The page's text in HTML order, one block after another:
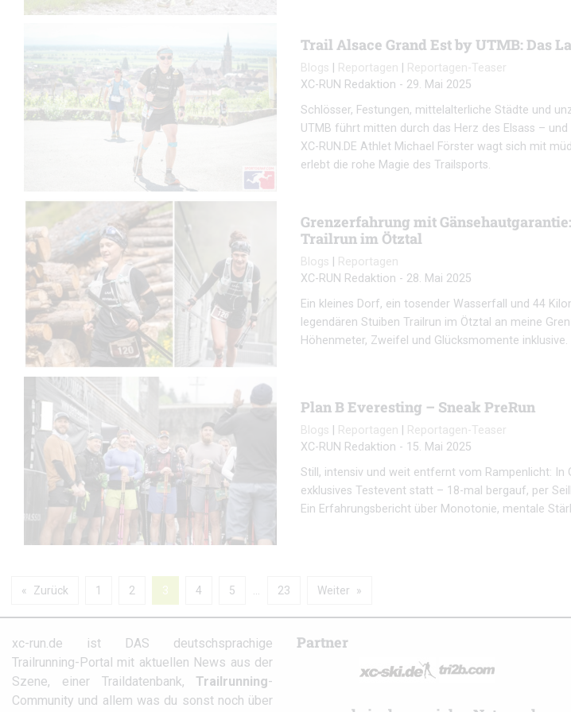
Trail Alsace Grand Est by UTMB: Das
Blogs Reportagen
Reportagen-Teaser
XC-RUN Redaktion - 29. Mai 2025
Schlösser, Festungen, mittelalterliche Städte und
UTMB führt mitten durch das Herz des Elsass –
XC-RUN.DE Athlet Michael Förster wagt sich mit
erlebt die rohe Magie des Trailsports.
Grenzerfahrung mit
Trailrun im Ötztal
Blogs
Reportagen
XC-RUN Redaktion - 28. Mai 2025
Ein kleines Dorf, ein tosender Wasserfall und 44
legendären Stuiben Trailrun im Ötztal an meine
Höhenmeter, Zweifel und Glücksmomente inklusive.
Plan B Everesting – Sneak PreRun
Blogs Reportagen
Reportagen-Teaser
XC-RUN Redaktion - 15. Mai 2025
Still, intensiv und weit entfernt vom Rampenlicht: In
exklusives Testevent statt – 18-mal bergauf, per
Ein Erfahrungsbericht über Monotonie, mentale
Zurück 1 2 3 4 5 23 Weiter
xc-run.de ist DAS deutschsprachige
Trailrunning-Portal mit aktuellen News aus der
Szene, einer Traildatenbank, Trailrunning-
Community und allem was du sonst noch über
Partner